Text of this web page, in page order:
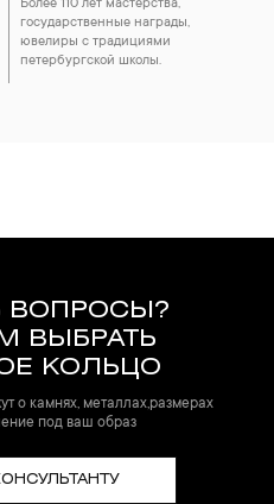
Более 110 лет мастерства,
государственные награды,
ювелиры с традициями
петербургской школы.
ВОПРОСЫ?
ВЫБРАТЬ
КОЛЬЦО
о камнях, металлах,размерах
под ваш образ